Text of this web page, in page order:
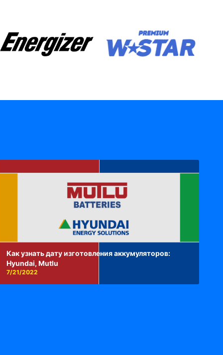
Как узнать дату изготовления аккумуляторов:
Hyundai, Mutlu
7/21/2022